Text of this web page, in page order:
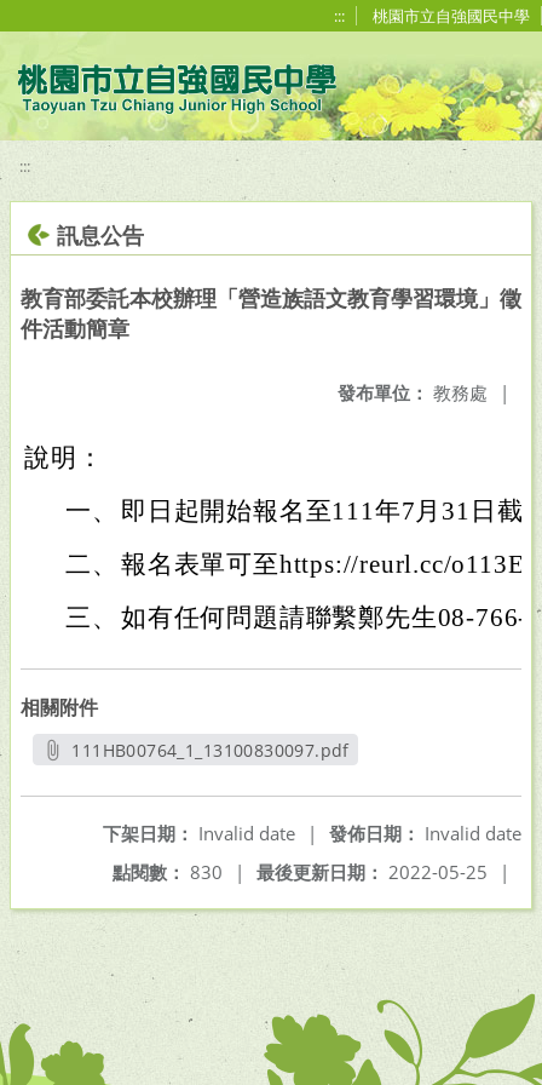
::: 桃園市立自強國民中學
:::
訊息公告
教育部委託本校辦理「營造族語文教育學習環境」徵
件活動簡章
發布單位： 教務處 |
說明：
一、
即日起開始報名至111年7月31日截
二、 報名表單可至https://reurl.cc/
三、 如有任何問題請聯繫鄭先生08-766-
相關附件
111HB00764_1_13100830097.pdf
發佈日期： Invalid date
下架日期： Invalid date
|
最後更新日期： 2022-05-25 |
點閱數： 830 |